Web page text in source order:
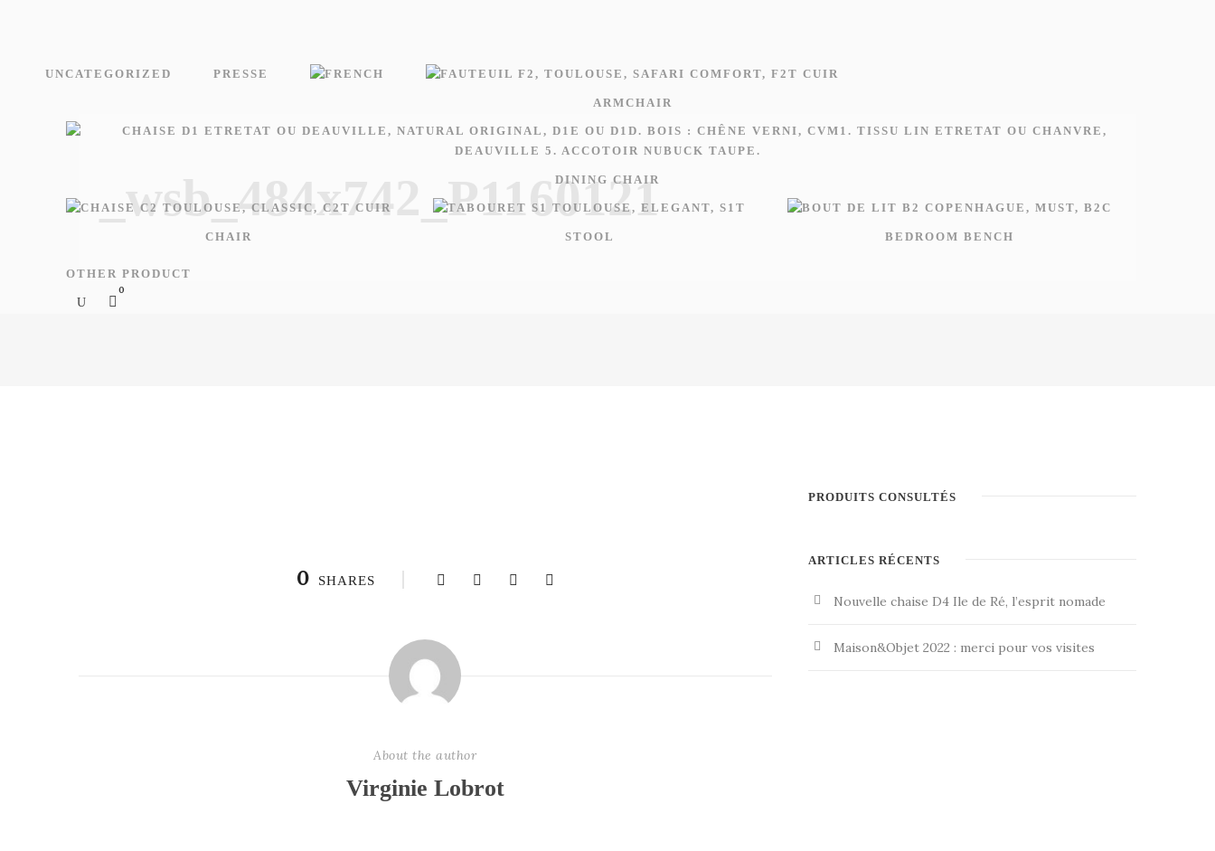
UNCATEGORIZED PRESSE
ARMCHAIR
DINING CHAIR
CHAIR STOOL BEDROOM BENCH
OTHER PRODUCT
0
_wsb_484x742_P1160121
0 SHARES
About the author
Virginie Lobrot
PRODUITS CONSULTÉS
ARTICLES RÉCENTS
Nouvelle chaise D4 Ile de Ré, l’esprit nomade
Maison&Objet 2022 : merci pour vos visites